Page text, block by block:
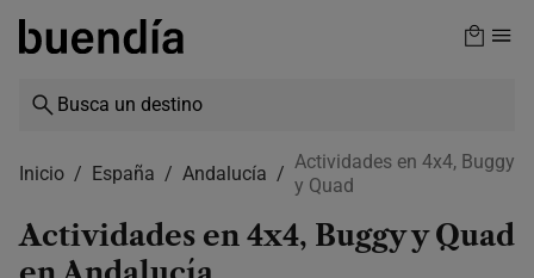
Skip
content
Inicio España Andalucía
Actividades en 4x4, Buggy
y Quad
Actividades en 4x4, Buggy y Quad